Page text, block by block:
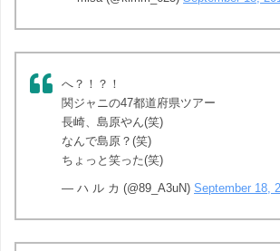
へ？！？！
関ジャニの47都道府県ツアー
長崎、島原やん(笑)
なんで島原？(笑)
ちょっと笑った(笑)
— ハ ル カ (@89_A3uN) September 18,